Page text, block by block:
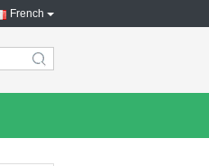
French
search